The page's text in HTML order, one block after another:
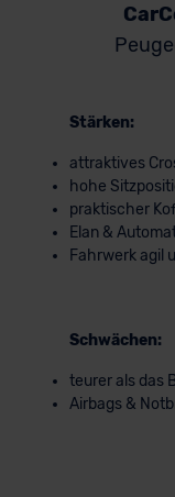
Stärken:
attraktives
hohe
praktischer
Elan &
Fahrwerk agil
Schwächen:
teurer als das
Airbags &